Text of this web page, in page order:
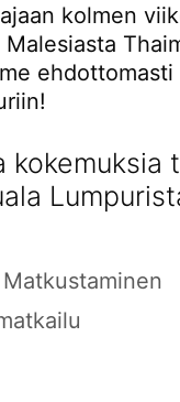
kolmen
ehdottomasti
kokemuksia
Matkustaminen